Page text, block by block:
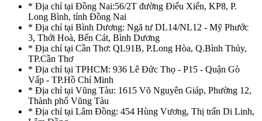
* Địa chỉ tại Đồng Nai:56/2T đường Điểu Xiển, KP8, P.
Long Bình, tỉnh Đồng Nai
* Địa chỉ tại Bình Dương: Ngã tư DL14/NL12 - Mỹ Phước
3, Thới Hoà, Bến Cát, Bình Dương
* Địa chỉ tại Cần Thơ: QL91B, P.Long Hòa, Q.Bình Thủy,
TP.Cần Thơ
* Địa chỉ tại TPHCM: 936 Lê Đức Thọ - P15 - Quận Gò
Vấp - TP.Hồ Chí Minh
* Địa chỉ tại Vũng Tàu: 1615 Võ Nguyên Giáp, Phường 12,
Thành phố Vũng Tàu
* Địa chỉ tại Lâm Đồng: 454 Hùng Vương, Thị trấn Di Linh,